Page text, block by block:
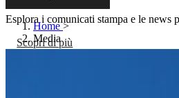
Home>
Media
Esplora i comunicati stampa e le news
Scopri di più